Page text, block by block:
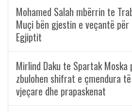
Mohamed Salah mbërrin te
Muçi bën gjestin e veçantë
Egjiptit
Mirlind Daku te Spartak Moska
zbulohen shifrat e çmendura
vjeçare dhe prapaskenat